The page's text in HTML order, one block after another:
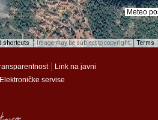
Meteo
Meteo
shortcuts Image may be subject to copyright Terms
| Link na javni
servise